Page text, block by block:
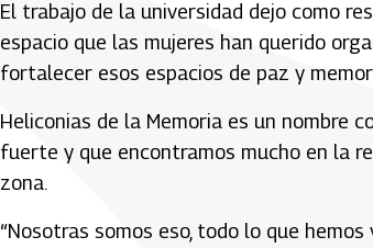
El trabajo de la universidad dejo como
espacio que las mujeres han querido
fortalecer esos espacios de paz y
Heliconias de la Memoria es un nombre
fuerte y que encontramos mucho en la
zona.
“Nosotras somos eso, todo lo que